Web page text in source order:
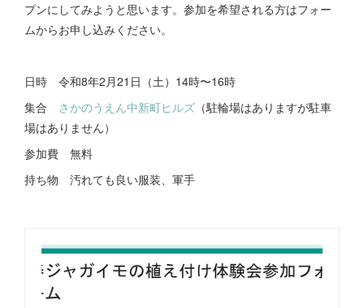
プンにしてみようと思います。参加を希望される方はフォー
ムからお申し込みください。
日時 令和8年2月21日（土）14時〜16時
集合 さかのうえん中新町ヒルズ （駐輪場はありますが駐車
場はありません）
参加費 無料
持ち物 汚れても良い服装、軍手